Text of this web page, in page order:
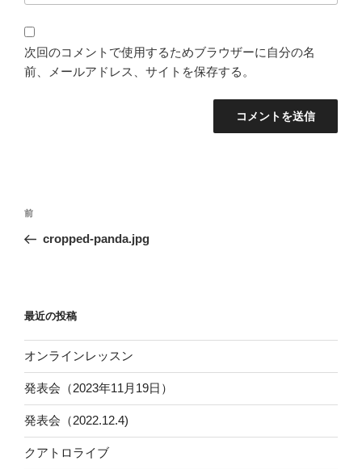
次回のコメントで使用するためブラウザーに自分の名
前、メールアドレス、サイトを保存する。
投
ー
シ
ョ
ン
過
去
前
cropped-panda.jpg
最近の投稿
オンラインレッスン
発表会（2023年11月19日）
発表会（2022.12.4)
クアトロライブ